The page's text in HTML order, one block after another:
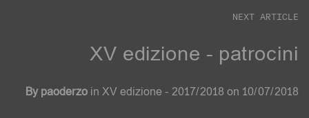
NEXT ARTICLE
XV edizione - patrocini
By paoderzo in XV edizione - 2017/2018 on 10/07/2018